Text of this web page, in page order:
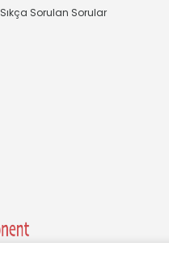
Sıkça Sorulan Sorular